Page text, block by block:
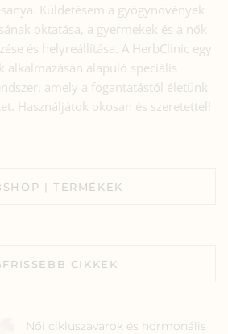
Küldetésem a gyógynövények
oktatása, a gyermekek és a nők
és helyreállítása. A HerbClinic egy
alkalmazásán alapuló speciális
amely a fogantatástól életünk
Használjátok okosan és szeretettel!
| TERMÉKEK
CIKKEK
Női cikluszavarok és hormonális